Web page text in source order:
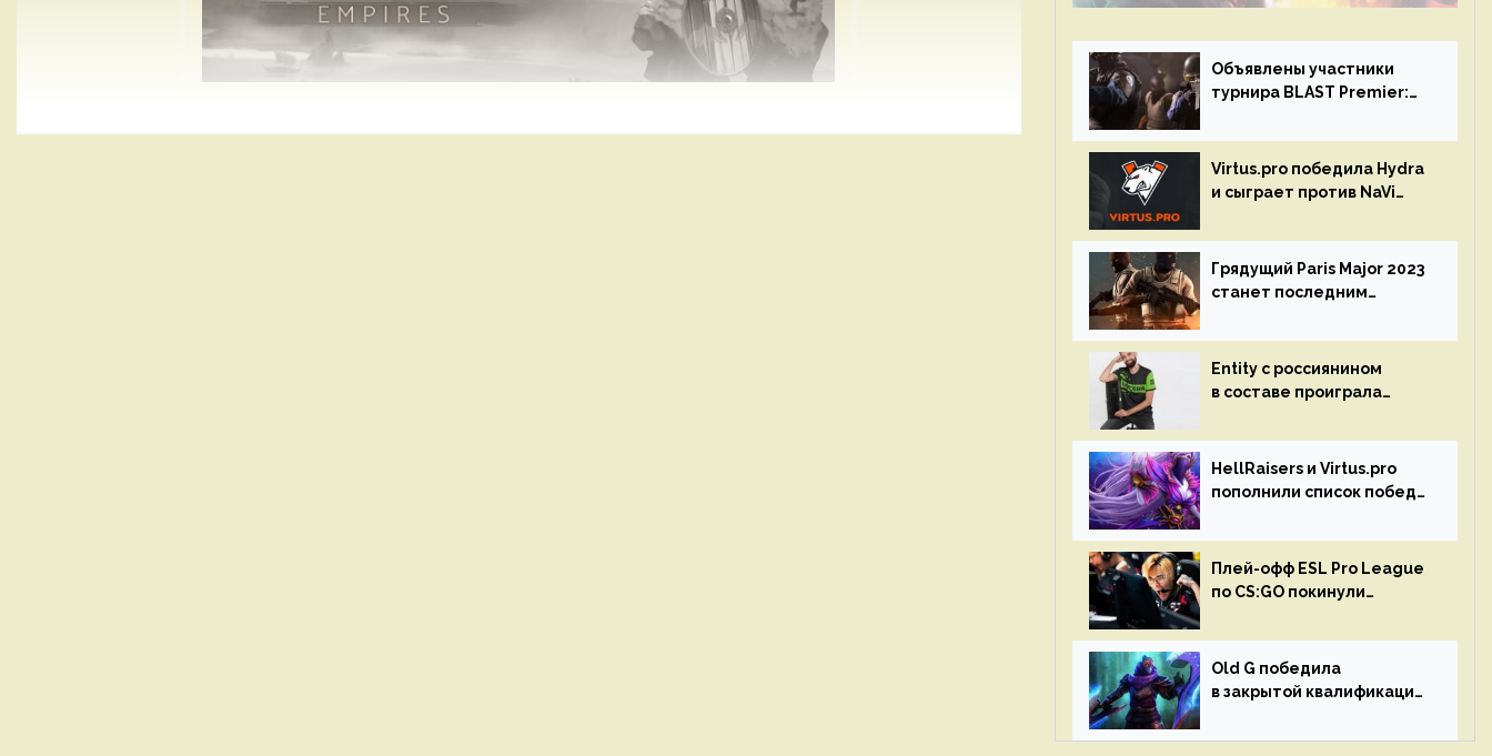
Объявлены участники
турнира BLAST Premier:
Virtus.pro победила Hydra
и сыграет против NaVi
Circuit
Грядущий Paris Major 2023
станет последним
GO
Entity с россиянином
в составе проиграла
Circuit 2023
HellRaisers и Virtus.pro
пополнили список побед
Плей-офф ESL Pro League
по CS:GO покинули
Old G победила
в закрытой квалификации
Западной Европы